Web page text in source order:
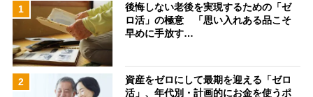
1
後悔しない老後を実現するための「ゼ
ロ活」の極意 「思い入れある品こそ
早めに手放す…
2
資産をゼロにして最期を迎える「ゼロ
活」、年代別・計画的にお金を使うポ